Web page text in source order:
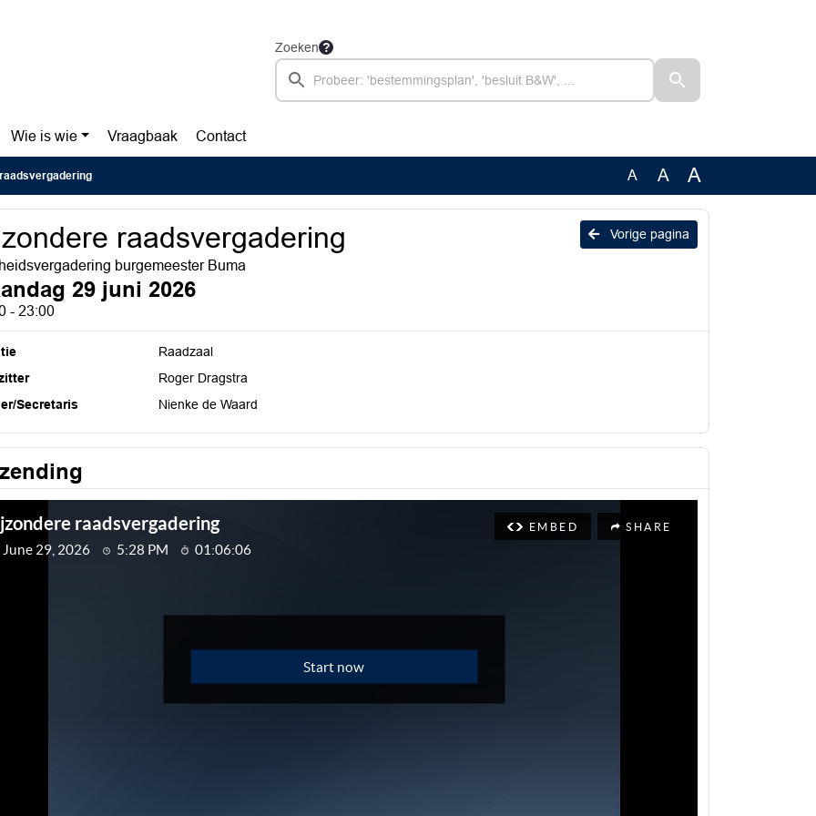
Zoeken
Wie is wie Vraagbaak Contact
A A A
Vorige pagina
raadsvergadering
burgemeester Buma
29 juni 2026
- 23:00
Raadzaal
Roger Dragstra
Secretaris
Nienke de Waard